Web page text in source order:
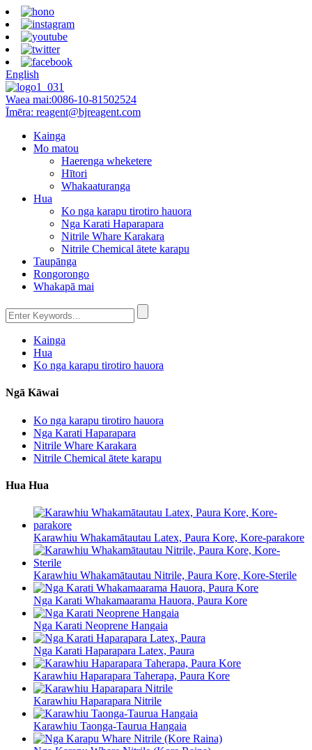
English
Waea mai:0086-10-81502524
Īmēra: reagent@bjreagent.com
Kainga
Mo matou
Haerenga wheketere
Hītori
Whakaaturanga
Hua
Ko nga karapu tirotiro hauora
Nga Karati Haparapara
Nitrile Whare Karakara
Nitrile Chemical ātete karapu
Taupānga
Rongorongo
Whakapā mai
Kainga
Hua
Ko nga karapu tirotiro hauora
Ngā Kāwai
Ko nga karapu tirotiro hauora
Nga Karati Haparapara
Nitrile Whare Karakara
Nitrile Chemical ātete karapu
Hua Hua
Karawhiu Whakamātautau Latex, Paura Kore, Kore-parakore
Karawhiu Whakamātautau Nitrile, Paura Kore, Kore-Sterile
Nga Karati Whakamaarama Hauora, Paura Kore
Nga Karati Neoprene Hangaia
Nga Karati Haparapara Latex, Paura
Karawhiu Haparapara Taherapa, Paura Kore
Karawhiu Haparapara Nitrile
Karawhiu Taonga-Taurua Hangaia